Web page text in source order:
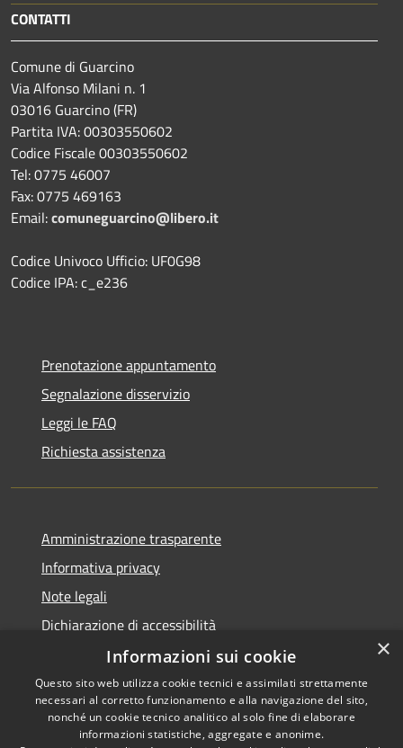
CONTATTI
Comune di Guarcino
Via Alfonso Milani n. 1
03016 Guarcino (FR)
Partita IVA: 00303550602
Codice Fiscale 00303550602
Tel: 0775 46007
Fax: 0775 469163
Email:comuneguarcino@libero.it
Codice Univoco Ufficio: UF0G98
Codice IPA: c_e236
Prenotazione appuntamento
Segnalazione disservizio
Leggi le FAQ
Richiesta assistenza
Amministrazione trasparente
Informativa privacy
Note legali
Dichiarazione di accessibilità
Accessibilità
Copyright © 2026 • Comune di
Guarcino • Powered by
×
Informazioni sui cookie
Questo sito web utilizza cookie tecnici e assimilati strettamente
necessari al corretto funzionamento e alla navigazione del sito,
nonché un cookie tecnico analitico al solo fine di elaborare
informazioni statistiche, aggregate e anonime.